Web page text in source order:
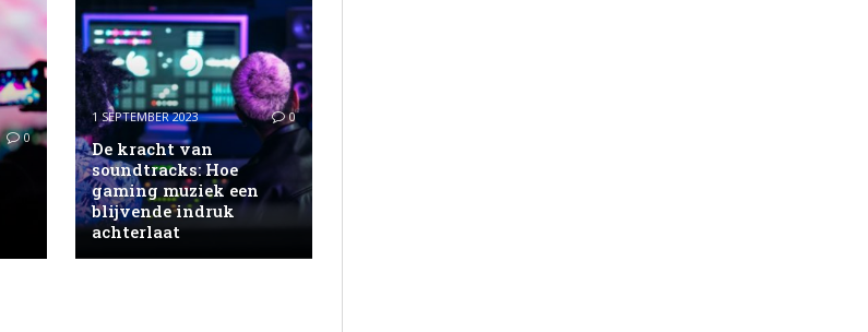
0
1 SEPTEMBER 2023 0
De kracht van
soundtracks: Hoe
gaming muziek een
blijvende indruk
achterlaat